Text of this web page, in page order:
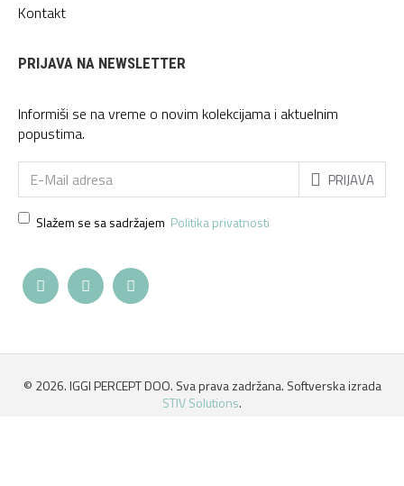
Kontakt
PRIJAVA NA NEWSLETTER
Informiši se na vreme o novim kolekcijama i aktuelnim
popustima.
PRIJAVA
Slažem se sa sadržajem Politika privatnosti
© 2026. IGGI PERCEPT DOO. Sva prava zadržana. Softverska izrada
STIV Solutions.